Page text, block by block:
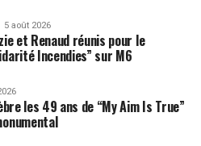
5 août 2026
et Renaud réunis pour le
Incendies” sur M6
les 49 ans de “My Aim Is True”